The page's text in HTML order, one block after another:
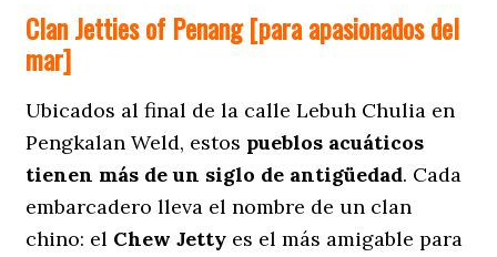
Clan Jetties of Penang [para apasionados del
mar]
Ubicados al final de la calle Lebuh Chulia en
Pengkalan Weld, estos pueblos acuáticos
tienen más de un siglo de antigüedad. Cada
embarcadero lleva el nombre de un clan
chino: el Chew Jetty es el más amigable para